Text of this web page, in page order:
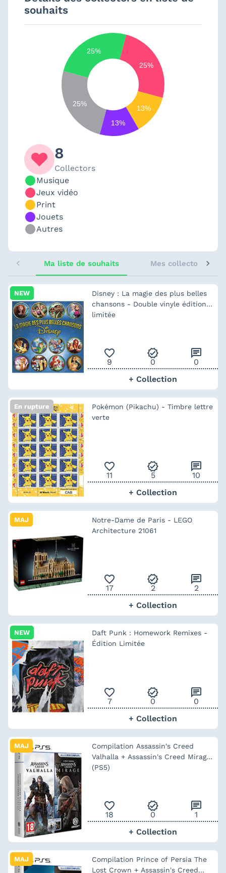
souhaits
25%
25%
13%
13%
25%
8
Collectors
Musique
Jeux vidéo
Print
Jouets
Autres
Ma liste de souhaits Mes collectors
NEW
Disney : La magie des plus belles
chansons - Double vinyle édition
limitée
favorite_outline
9
verified
0
chat
0
+ Collection
En rupture
Pokémon (Pikachu) - Timbre lettre
verte
favorite_outline
11
verified
5
chat
10
+ Collection
MAJ
Notre-Dame de Paris - LEGO
Architecture 21061
favorite_outline
17
verified
2
chat
2
+ Collection
NEW
Daft Punk : Homework Remixes -
Édition Limitée
favorite_outline
7
verified
0
chat
0
+ Collection
MAJ
Compilation Assassin's Creed
Valhalla + Assassin's Creed Mirage
(PS5)
favorite_outline
18
verified
0
chat
1
+ Collection
MAJ
Compilation Prince of Persia The
Lost Crown + Assassin's Creed